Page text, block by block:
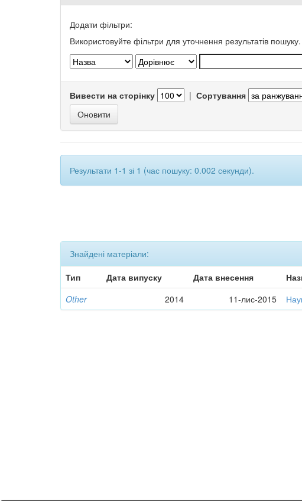
Додати фільтри:
Використовуйте фільтри для уточнення результатів пошуку.
Вивести на сторінку | Сортування
Результати 1-1 зі 1 (час пошуку: 0.002 секунди).
Знайдені матеріали:
Тип
Дата випуску Дата внесення
Other
2014 11-лис-2015